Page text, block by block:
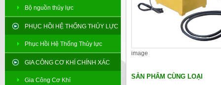
Bộ nguồn thủy lực
PHỤC HỒI HỆ THỐNG THỦY LỰC
Phục Hồi Hệ Thống Thủy lực
GIA CÔNG CƠ KHÍ CHÍNH XÁC
Gia Công Cơ Khí
image
SẢN PHẨM CÙNG LOẠI